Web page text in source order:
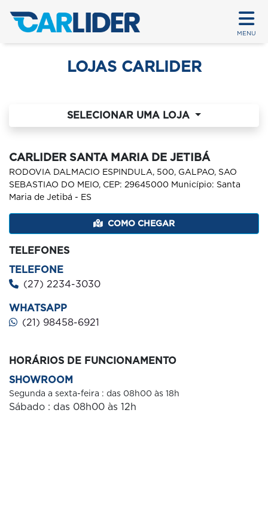
MENU
LOJAS CARLIDER
SELECIONAR UMA LOJA
CARLIDER SANTA MARIA DE JETIBÁ
RODOVIA DALMACIO ESPINDULA, 500, GALPAO, SAO
SEBASTIAO DO MEIO, CEP: 29645000 Município: Santa
Maria de Jetibá - ES
COMO CHEGAR
TELEFONES
TELEFONE
(27) 2234-3030
WHATSAPP
(21) 98458-6921
HORÁRIOS DE FUNCIONAMENTO
SHOWROOM
Segunda a sexta-feira : das 08h00 às 18h
Sábado : das 08h00 às 12h